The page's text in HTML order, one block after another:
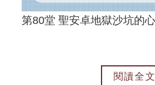
第80堂 聖安卓地獄沙坑的
閱讀全文